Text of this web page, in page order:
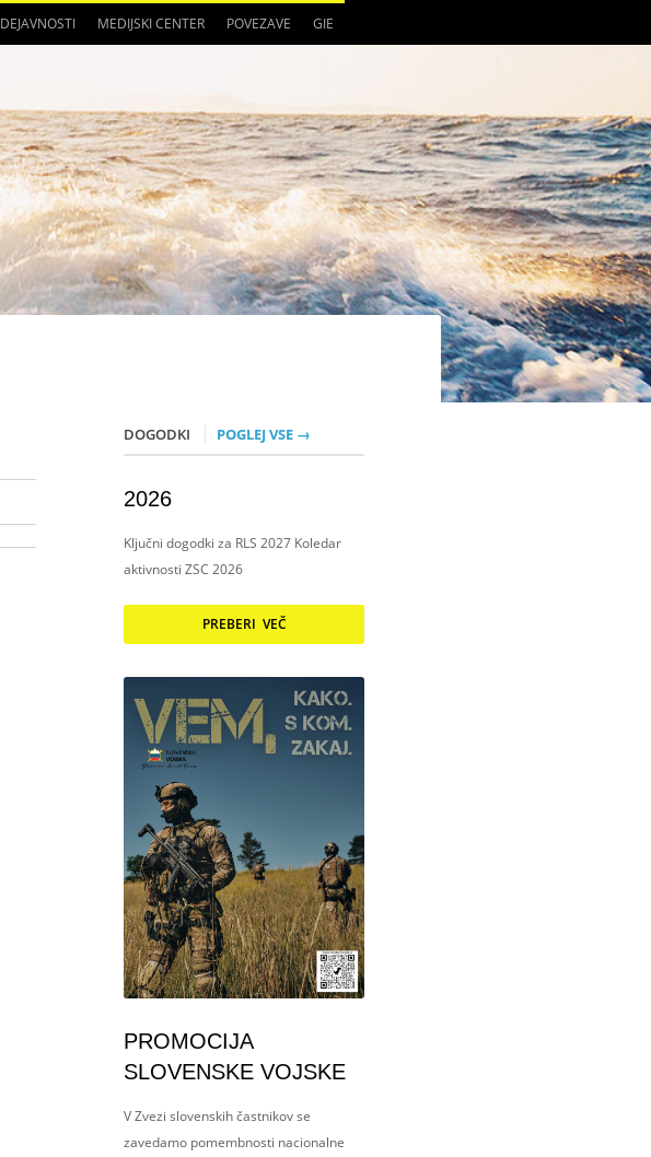
MEDIJSKI CENTER POVEZAVE GIE
DOGODKI POGLEJ VSE →
2026
Ključni dogodki za RLS 2027 Koledar
aktivnosti ZSC 2026
PREBERI VEČ
PROMOCIJA
SLOVENSKE VOJSKE
V Zvezi slovenskih častnikov se
zavedamo pomembnosti nacionalne